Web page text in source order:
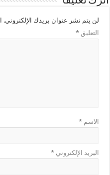
لن يتم نشر عنوان بريدك الإلكتروني.
التعليق*
الاسم*
البريد الإلكتروني*